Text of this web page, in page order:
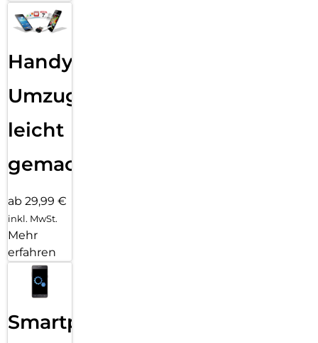
Handy
Umzug
leicht
gemacht!
ab 29,99 €
inkl. MwSt.
Mehr
erfahren
Smartphone